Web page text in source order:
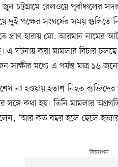
চট্টগ্রামে রেলওয়ে পূর্বাঞ্চলের
দুই পক্ষের সংঘর্ষের সময়
প্রাণ হারায় মো. আরমান
এ ঘটনায় করা মামলার বিচার চলছে
সাক্ষীর মধ্যে এ পর্যন্ত মাত্র ১৬
শেষ না হওয়ায় হতাশ নিহত
সঙ্গে কথা হয়। তিনি মামলার
‘আর কত বছর হলে ছেলে হত্যার